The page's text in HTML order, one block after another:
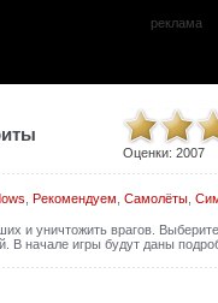
реклама
Оценки: 2007
Рекомендуем Самолёты,
и уничтожить врагов.
В начале игры будут даны